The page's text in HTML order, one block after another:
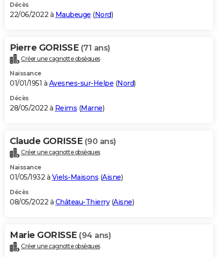
Décès
22/06/2022 à Maubeuge (Nord)
Pierre GORISSE (71 ans)
Créer une cagnotte obsèques
Naissance
01/01/1951 à Avesnes-sur-Helpe (Nord)
Décès
28/05/2022 à Reims (Marne)
Claude GORISSE (90 ans)
Créer une cagnotte obsèques
Naissance
01/05/1932 à Viels-Maisons (Aisne)
Décès
08/05/2022 à Château-Thierry(Aisne)
Marie GORISSE (94 ans)
Créer une cagnotte obsèques